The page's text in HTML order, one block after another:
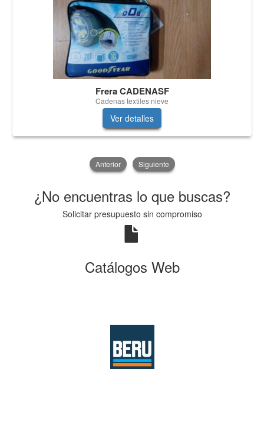
Frera CADENASF
Cadenas textiles nieve
Ver detalles
Anterior Siguiente
¿No encuentras lo que buscas?
Solicitar presupuesto sin compromiso
Catálogos Web